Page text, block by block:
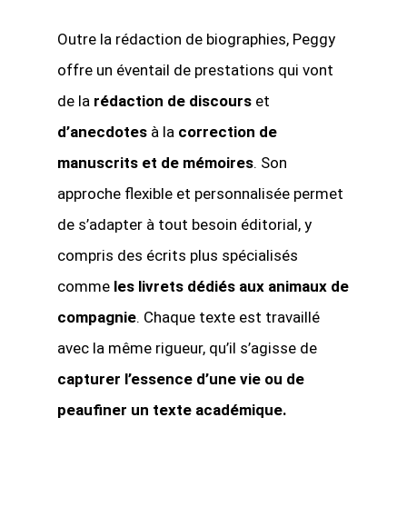
Outre la rédaction de biographies, Peggy
offre un éventail de prestations qui vont
de la rédaction de discourset
d’anecdotesà la correction de
manuscrits et de mémoires. Son
approche flexible et personnalisée permet
de s’adapter à tout besoin éditorial, y
compris des écrits plus spécialisés
comme les livrets dédiés aux animaux de
compagnie. Chaque texte est travaillé
avec la même rigueur, qu’il s’agisse de
capturer l’essence d’une vie ou de
peaufiner un texte académique.